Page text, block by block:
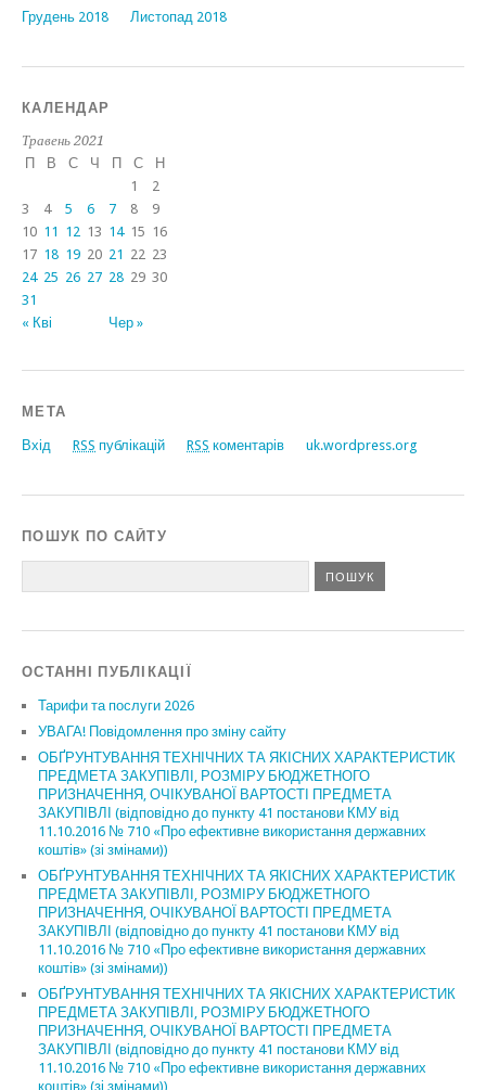
Грудень 2018
Листопад 2018
КАЛЕНДАР
Травень 2021
П
В С Ч П С Н
« Кві Чер »
1
2
3
4 5 6 7 8
9
10 11 12 13 14 15 16
17 18 19 20 21 22 23
24 25 26 27 28 29 30
31
МЕТА
Вхід RSS публікацій RSS коментарів uk.wordpress.org
ПОШУК ПО САЙТУ
ОСТАННІ ПУБЛІКАЦІЇ
Тарифи та послуги 2026
УВАГА! Повідомлення про зміну сайту
ОБҐРУНТУВАННЯ ТЕХНІЧНИХ ТА ЯКІСНИХ ХАРАКТЕРИСТИК
ПРЕДМЕТА ЗАКУПІВЛІ, РОЗМІРУ БЮДЖЕТНОГО
ПРИЗНАЧЕННЯ, ОЧІКУВАНОЇ ВАРТОСТІ ПРЕДМЕТА
ЗАКУПІВЛІ (відповідно до пункту 41 постанови КМУ від
11.10.2016 № 710 «Про ефективне використання державних
коштів» (зі змінами))
ОБҐРУНТУВАННЯ ТЕХНІЧНИХ ТА ЯКІСНИХ ХАРАКТЕРИСТИК
ПРЕДМЕТА ЗАКУПІВЛІ, РОЗМІРУ БЮДЖЕТНОГО
ПРИЗНАЧЕННЯ, ОЧІКУВАНОЇ ВАРТОСТІ ПРЕДМЕТА
ЗАКУПІВЛІ (відповідно до пункту 41 постанови КМУ від
11.10.2016 № 710 «Про ефективне використання державних
коштів» (зі змінами))
ОБҐРУНТУВАННЯ ТЕХНІЧНИХ ТА ЯКІСНИХ ХАРАКТЕРИСТИК
ПРЕДМЕТА ЗАКУПІВЛІ, РОЗМІРУ БЮДЖЕТНОГО
ПРИЗНАЧЕННЯ, ОЧІКУВАНОЇ ВАРТОСТІ ПРЕДМЕТА
ЗАКУПІВЛІ (відповідно до пункту 41 постанови КМУ від
11.10.2016 № 710 «Про ефективне використання державних
коштів» (зі змінами))